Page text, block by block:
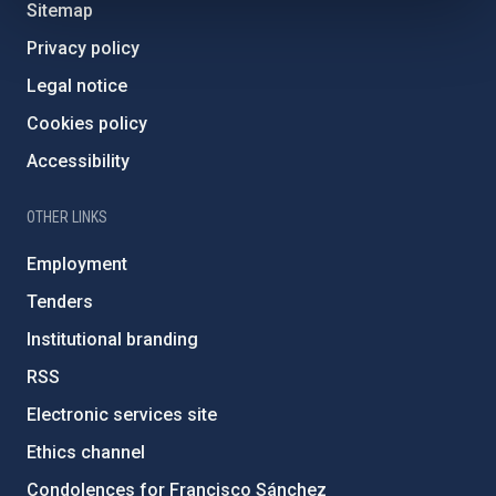
Sitemap
Privacy policy
Legal notice
Cookies policy
Accessibility
OTHER LINKS
Employment
Tenders
Institutional branding
RSS
Electronic services site
Ethics channel
Condolences for Francisco Sánchez